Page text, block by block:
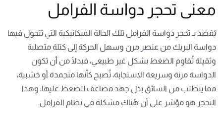
معنى تحجر دواسة الفرامل
يُقصد بـ تحجر دواسة الفرامل تلك الحالة الميكانيكية التي تتحول فيها
دواسة البريك من عنصر مرن وسهل الحركة إلى كتلة متصلبة
وثقيلة تُقاوم الضغط بشكل غير طبيعي، فبدلًا من أن تكون
الدواسة مرنة وسريعة الاستجابة، تُصبح كأنها متجمدة أو خشبية،
مما يتطلب من السائق بذل جهد مضاعف للضغط عليها، وهذا
التحجر هو مؤشر على أن هُناك مشكلة في نظام الفرامل.